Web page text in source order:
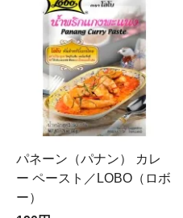
パネーン（パナン） カレ
ー ペースト／LOBO（ロボ
ー）